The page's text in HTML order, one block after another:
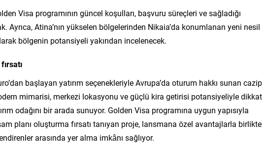
Visa programının güncel koşulları, başvuru süreçleri ve sağladığı
Ayrıca, Atina’nın yükselen bölgelerinden Nikaia’da konumlanan yeni nesil
bölgenin potansiyeli yakından incelenecek.
başlayan yatırım seçenekleriyle Avrupa’da oturum hakkı sunan cazip
mimarisi, merkezi lokasyonu ve güçlü kira getirisi potansiyeliyle dikkat
odağını bir arada sunuyor. Golden Visa programına uygun yapısıyla
planı oluşturma fırsatı tanıyan proje, lansmana özel avantajlarla birlikte
arasında yer alma imkânı sağlıyor.